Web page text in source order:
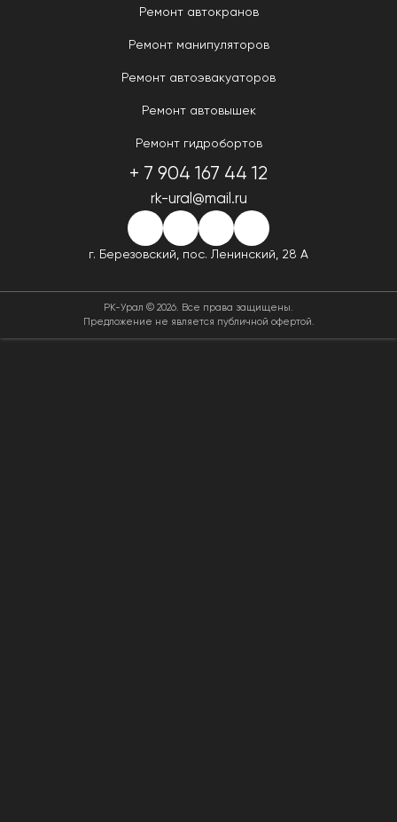
Ремонт автокранов
Ремонт манипуляторов
Ремонт автоэвакуаторов
Ремонт автовышек
Ремонт гидробортов
+ 7 904 167 44 12
rk-ural@mail.ru
г. Березовский, пос. Ленинский, 28 А
РК-Урал © 2026. Все права защищены.
Предложение не является публичной офертой.